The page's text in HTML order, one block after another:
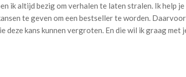
ik altijd bezig om verhalen te laten stralen. Ik help
te geven om een bestseller te worden.
deze kans kunnen vergroten. En die wil ik graag met